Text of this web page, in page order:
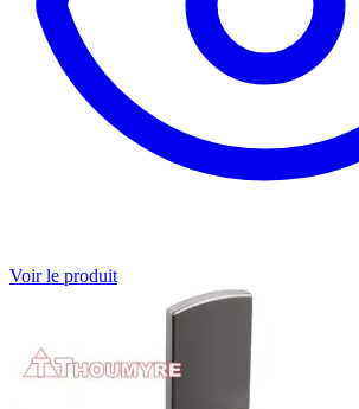
Voir le produit